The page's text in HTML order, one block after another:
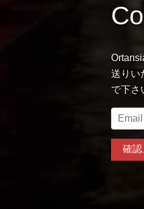
送りい
で下さ